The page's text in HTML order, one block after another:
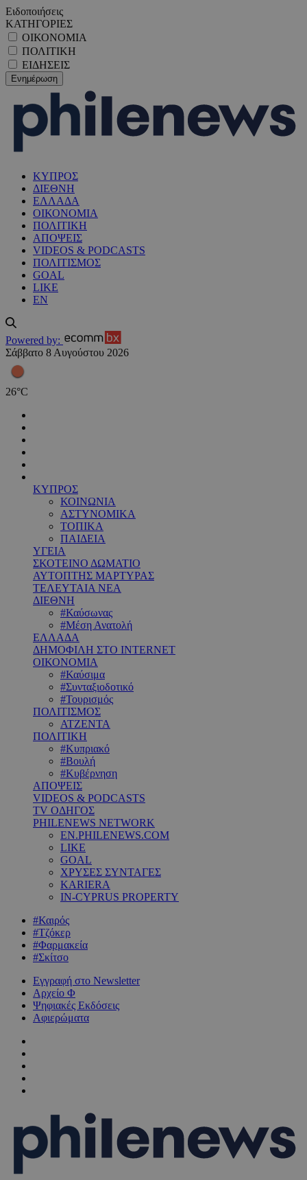
Ειδοποιήσεις
ΚΑΤΗΓΟΡΙΕΣ
ΟΙΚΟΝΟΜΙΑ
ΠΟΛΙΤΙΚΗ
ΕΙΔΗΣΕΙΣ
ΚΥΠΡΟΣ
ΔΙΕΘΝΗ
ΕΛΛΑΔΑ
ΟΙΚΟΝΟΜΙΑ
ΠΟΛΙΤΙΚΗ
ΑΠΟΨΕΙΣ
VIDEOS & PODCASTS
ΠΟΛΙΤΙΣΜΟΣ
GOAL
LIKE
EN
Powered by:
Σάββατο 8 Αυγούστου 2026
26°C
ΚΥΠΡΟΣ
ΚΟΙΝΩΝΙΑ
ΑΣΤΥΝΟΜΙΚΑ
ΤΟΠΙΚΑ
ΠΑΙΔΕΙΑ
ΥΓΕΙΑ
ΣΚΟΤΕΙΝΟ ΔΩΜΑΤΙΟ
ΑΥΤΟΠΤΗΣ ΜΑΡΤΥΡΑΣ
ΤΕΛΕΥΤΑΙΑ ΝΕΑ
ΔΙΕΘΝΗ
#Καύσωνας
#Μέση Ανατολή
ΕΛΛΑΔΑ
ΔΗΜΟΦΙΛΗ ΣΤΟ INTERNET
ΟΙΚΟΝΟΜΙΑ
#Καύσιμα
#Συνταξιοδοτικό
#Τουρισμός
ΠΟΛΙΤΙΣΜΟΣ
ΑΤΖΕΝΤΑ
ΠΟΛΙΤΙΚΗ
#Κυπριακό
#Βουλή
#Κυβέρνηση
ΑΠΟΨΕΙΣ
VIDEOS & PODCASTS
TV ΟΔΗΓΟΣ
PHILENEWS NETWORK
EN.PHILENEWS.COM
LIKE
GOAL
ΧΡΥΣΕΣ ΣΥΝΤΑΓΕΣ
KARIERA
IN-CYPRUS PROPERTY
#Καιρός
#Τζόκερ
#Φαρμακεία
#Σκίτσο
Εγγραφή στο Newsletter
Αρχείο Φ
Ψηφιακές Εκδόσεις
Αφιερώματα